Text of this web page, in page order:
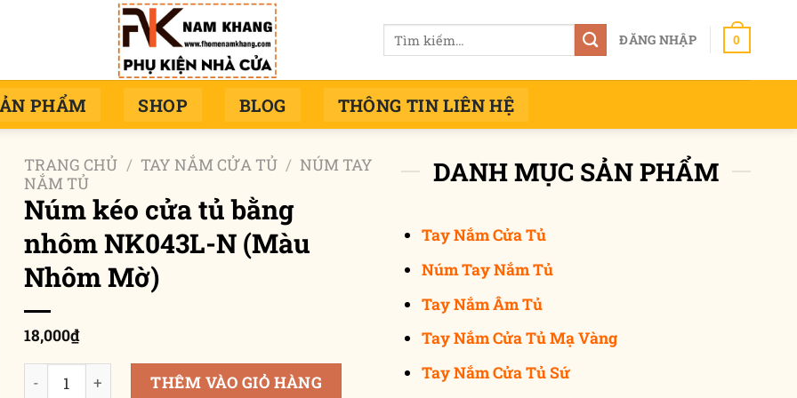
Tìm
kiếm:
ĐĂNG NHẬP 0
PHẨM SHOP BLOG THÔNG TIN LIÊN HỆ
TRANG CHỦ / TAY NẮM CỬA TỦ / NÚM TAY
NẮM TỦ
Núm kéo cửa tủ bằng
nhôm NK043L-N (Màu
Nhôm Mờ)
18,000₫
Núm kéo cửa tủ bằng nhôm NK043L-N (Màu Nhôm Mờ) số lượng
THÊM VÀO GIỎ HÀNG
DANH MỤC SẢN PHẨM
Tay Nắm Cửa Tủ
Núm Tay Nắm Tủ
Tay Nắm Âm Tủ
Tay Nắm Cửa Tủ Mạ Vàng
Tay Nắm Cửa Tủ Sứ